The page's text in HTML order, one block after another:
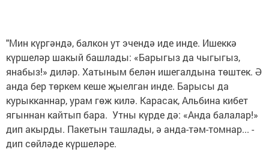
"Мин күргәндә, балкон ут эчендә иде инде. Ишеккә
күршеләр шакый башлады: «Барыгыз да чыгыгыз,
янабыз!» диләр. Хатыным белән ишегалдына төштек. Ә
анда бер төркем кеше җыелган инде. Барысы да
курыкканнар, урам гөж килә. Карасак, Альбина кибет
ягыннан кайтып бара. Утны күрде дә: «Анда балалар!»
дип акырды. Пакетын ташлады, ә анда-тәм-томнар... -
дип сөйләде күршеләре.